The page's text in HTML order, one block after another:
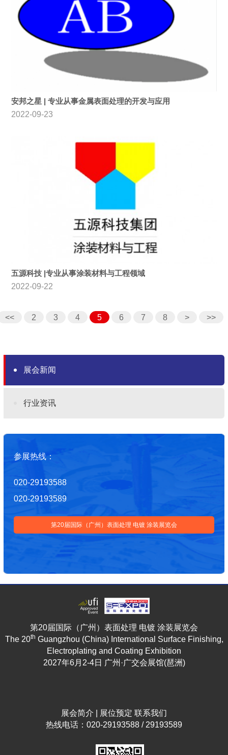
安邦之星 | 专业从事金属表面处理的开发与应用
2022-09-23
五源科技 |专业从事涂装材料与工程领域
2022-09-22
<< 2 3 4 5 6 7 8 > >>
展会新闻
行业资讯
参展热线：
020-29193588
020-29193589
第20届国际（广州）表面处理 电镀 涂装展览会
第20届国际（广州）表面处理 电镀 涂装展览会
The 20th Guangzhou (China) International Surface Finishing,
Electroplating and Coating Exhibition
2027年6月2-4日 广州·广交会展馆(琶洲)
展会简介 展位预定 联系我们
热线电话：020-29193588 / 29193589